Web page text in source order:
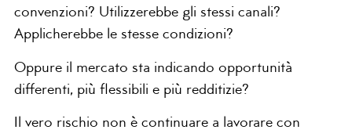
convenzioni? Utilizzerebbe gli stessi canali?
Applicherebbe le stesse condizioni?
Oppure il mercato sta indicando opportunità
differenti, più flessibili e più redditizie?
Il vero rischio non è continuare a lavorare con